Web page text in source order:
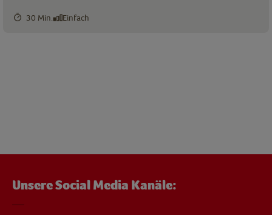
30 Min. Einfach
Unsere Social Media Kanäle: